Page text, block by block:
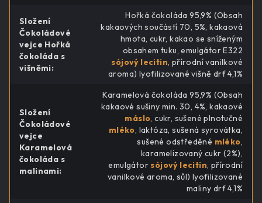
Složení
Čokoládové
vejce Hořká
čokoláda s
višněmi:
Hořká čokoláda 95,9% (Obsah
kakaových součástí 70, 5%, kakaová
hmota, cukr, kakao se sníženým
obsahem tuku, emulgátor E322
sójový lecitin, přírodní vanilkové
aroma) lyofilizované višně drť 4,1%
Složení
Čokoládové
vejce
Karamelová
čokoláda s
malinami:
Karamelová čokoláda 95,9% (Obsah
kakaové sušiny min. 30, 4%, kakaové
máslo, cukr, sušené plnotučné
mléko, laktóza, sušená syrovátka,
sušené odstředěné mléko,
karamelizovaný cukr (2%),
emulgátorsójový lecitin, přírodní
vanilkové aroma, sůl) lyofilizované
maliny drť 4,1%